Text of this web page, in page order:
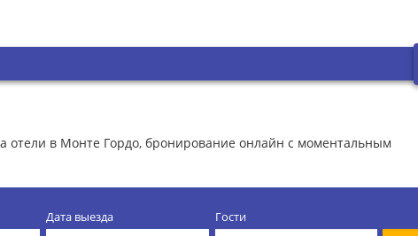
отели в Монте Гордо, бронирование онлайн с моментальным
Дата выезда Гости